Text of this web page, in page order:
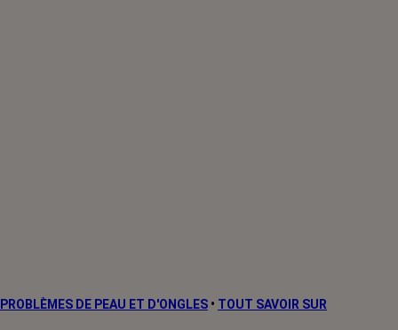
PROBLÈMES DE PEAU ET D'ONGLES • TOUT SAVOIR SUR